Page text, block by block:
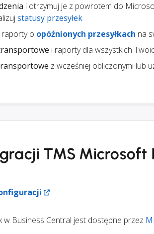
i otrzymuj je z powrotem do
statusy przesyłek
o opóźnionych przesyłkach na
i raporty dla wszystkich
z wcześniej obliczonymi lub
TMS Microsoft
w Business Central jest dostępne przez